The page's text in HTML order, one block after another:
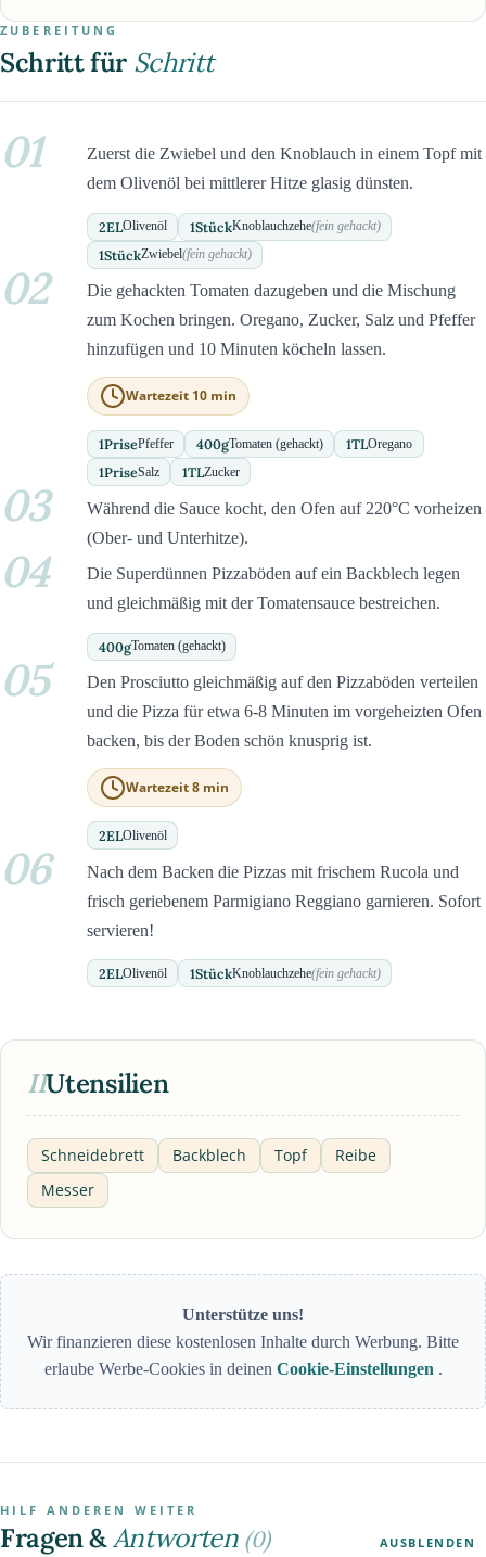
ZUBEREITUNG
Schritt für Schritt
01
Zuerst die Zwiebel und den Knoblauch in einem Topf mit
dem Olivenöl bei mittlerer Hitze glasig dünsten.
2ELOlivenöl 1StückKnoblauchzehe(fein gehackt)
1StückZwiebel(fein gehackt)
02
Die gehackten Tomaten dazugeben und die Mischung
zum Kochen bringen. Oregano, Zucker, Salz und Pfeffer
hinzufügen und 10 Minuten köcheln lassen.
Wartezeit 10 min
1PrisePfeffer 400gTomaten (gehackt) 1TLOregano
1PriseSalz 1TLZucker
03
Während die Sauce kocht, den Ofen auf 220°C vorheizen
(Ober- und Unterhitze).
04
Die Superdünnen Pizzaböden auf ein Backblech legen
und gleichmäßig mit der Tomatensauce bestreichen.
400gTomaten (gehackt)
05
Den Prosciutto gleichmäßig auf den Pizzaböden verteilen
und die Pizza für etwa 6-8 Minuten im vorgeheizten Ofen
backen, bis der Boden schön knusprig ist.
Wartezeit 8 min
2ELOlivenöl
06
Nach dem Backen die Pizzas mit frischem Rucola und
frisch geriebenem Parmigiano Reggiano garnieren. Sofort
servieren!
2ELOlivenöl 1StückKnoblauchzehe(fein gehackt)
IIUtensilien
Schneidebrett Backblech Topf
Reibe
Messer
Unterstütze uns!
Wir finanzieren diese kostenlosen Inhalte durch Werbung. Bitte
erlaube Werbe-Cookies in deinen Cookie-Einstellungen .
HILF ANDEREN WEITER
Fragen &Antworten (0) AUSBLENDEN